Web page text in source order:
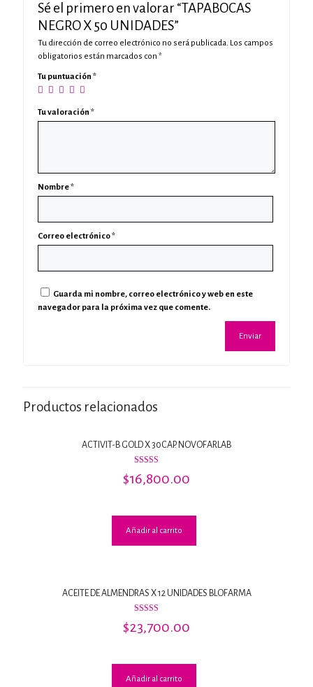
Sé el primero en valorar “TAPABOCAS
NEGRO X 50 UNIDADES”
Tu dirección de correo electrónico no será publicada. Los campos
obligatorios están marcados con *
Tu puntuación *
Tu valoración *
Nombre*
Correo electrónico*
Guarda mi nombre, correo electrónico y web en este
navegador para la próxima vez que comente.
Productos relacionados
ACTIVIT-B GOLD X 30CAP. NOVOFARLAB
Valorado
con
$16,800.00
Añadir al carrito
ACEITE DE ALMENDRAS X 12 UNIDADES BLOFARMA
con
$23,700.00
Añadir al carrito